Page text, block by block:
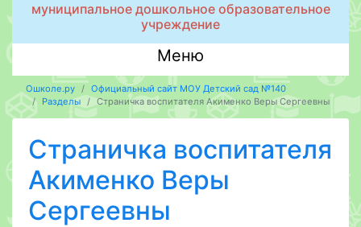
муниципальное дошкольное образовательное
учреждение
Меню
Ошколе.ру
Официальный сайт МОУ Детский сад №140
Разделы
Страничка воспитателя Акименко Веры Сергеевны
Страничка воспитателя
Акименко Веры
Сергеевны